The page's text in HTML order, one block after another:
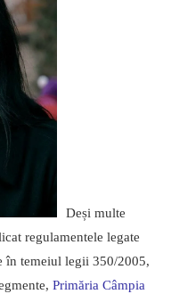
Deși multe
regulamentele legate
în temeiul legii 350/2005,
Primăria Câmpia